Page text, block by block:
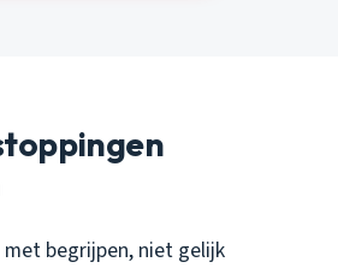
begrijpen, niet gelijk